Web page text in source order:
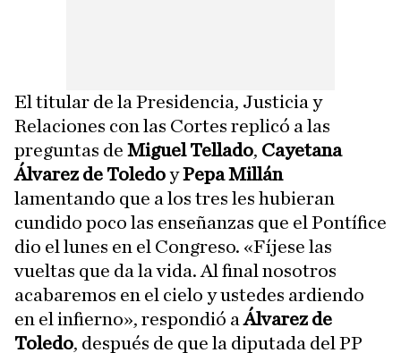
El titular de la Presidencia, Justicia y
Relaciones con las Cortes replicó a las
preguntas de Miguel Tellado, Cayetana
Álvarez de ToledoyPepa Millán
lamentando que a los tres les hubieran
cundido poco las enseñanzas que el Pontífice
dio el lunes en el Congreso. «Fíjese las
vueltas que da la vida. Al final nosotros
acabaremos en el cielo y ustedes ardiendo
en el infierno», respondió aÁlvarez de
Toledo, después de que la diputada del PP